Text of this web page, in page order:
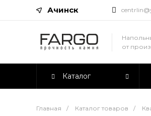
Ачинск
от
Каталог
Главная / Каталог товаров /